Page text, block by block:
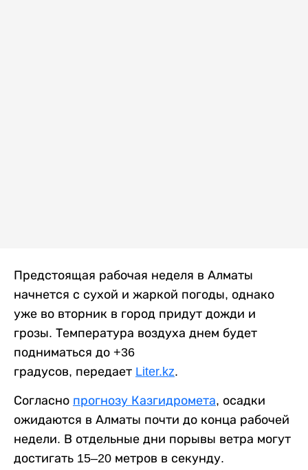
Предстоящая рабочая неделя в Алматы
начнется с сухой и жаркой погоды, однако
уже во вторник в город придут дожди и
грозы. Температура воздуха днем будет
подниматься до +36
градусов, передает Liter.kz.
Согласно прогнозу Казгидромета, осадки
ожидаются в Алматы почти до конца рабочей
недели. В отдельные дни порывы ветра могут
достигать 15–20 метров в секунду.